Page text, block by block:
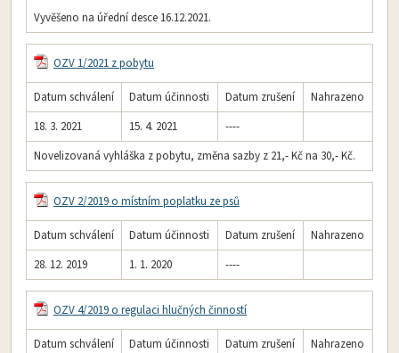
Vyvěšeno na úřední desce 16.12.2021.
OZV 1/2021 z pobytu
Datum schválení Datum účinnosti Datum zrušení
Nahrazeno
18. 3. 2021
15. 4. 2021
----
Novelizovaná vyhláška z pobytu, změna sazby z 21,- Kč na 30,- Kč.
OZV 2/2019 o místním poplatku ze psů
Datum schválení Datum účinnosti Datum zrušení
Nahrazeno
28. 12. 2019
1. 1. 2020 ----
OZV 4/2019 o regulaci hlučných činností
Datum schválení Datum účinnosti Datum zrušení
Nahrazeno